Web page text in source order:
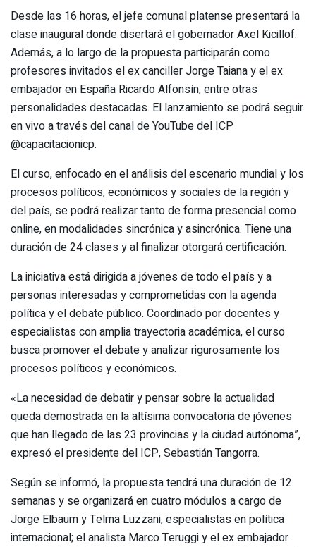
Desde las 16 horas, el jefe comunal platense presentará la
clase inaugural donde disertará el gobernador Axel Kicillof.
Además, a lo largo de la propuesta participarán como
profesores invitados el ex canciller Jorge Taiana y el ex
embajador en España Ricardo Alfonsín, entre otras
personalidades destacadas. El lanzamiento se podrá seguir
en vivo a través del canal de YouTube del ICP
@capacitacionicp.
El curso, enfocado en el análisis del escenario mundial y los
procesos políticos, económicos y sociales de la región y
del país, se podrá realizar tanto de forma presencial como
online, en modalidades sincrónica y asincrónica. Tiene una
duración de 24 clases y al finalizar otorgará certificación.
La iniciativa está dirigida a jóvenes de todo el país y a
personas interesadas y comprometidas con la agenda
política y el debate público. Coordinado por docentes y
especialistas con amplia trayectoria académica, el curso
busca promover el debate y analizar rigurosamente los
procesos políticos y económicos.
«La necesidad de debatir y pensar sobre la actualidad
queda demostrada en la altísima convocatoria de jóvenes
que han llegado de las 23 provincias y la ciudad autónoma”,
expresó el presidente del ICP, Sebastián Tangorra.
Según se informó, la propuesta tendrá una duración de 12
semanas y se organizará en cuatro módulos a cargo de
Jorge Elbaum y Telma Luzzani, especialistas en política
internacional; el analista Marco Teruggi y el ex embajador